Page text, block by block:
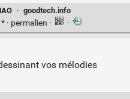
· goodtech.info
· permalien · ·
vos mélodies